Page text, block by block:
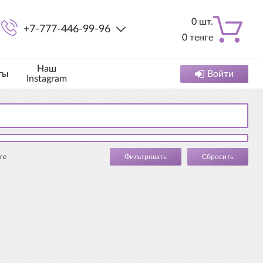
+7-777-446-99-96
0 шт.
0 тенге
Наш
Instagram
Войти
Cбросить